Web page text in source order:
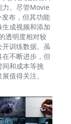
力。尽管Movie
布，但其功能
成视频和添加
透明度相对较
训练数据。虽
不断进步，但
间和成本等挑
值得关注。